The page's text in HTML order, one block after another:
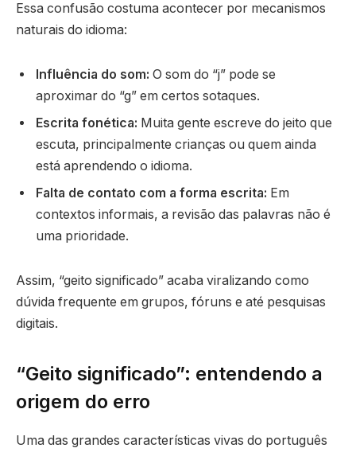
Essa confusão costuma acontecer por mecanismos
naturais do idioma:
Influência do som: O som do “j” pode se
aproximar do “g” em certos sotaques.
Escrita fonética: Muita gente escreve do jeito que
escuta, principalmente crianças ou quem ainda
está aprendendo o idioma.
Falta de contato com a forma escrita: Em
contextos informais, a revisão das palavras não é
uma prioridade.
Assim, “geito significado” acaba viralizando como
dúvida frequente em grupos, fóruns e até pesquisas
digitais.
“Geito significado”: entendendo a
origem do erro
Uma das grandes características vivas do português